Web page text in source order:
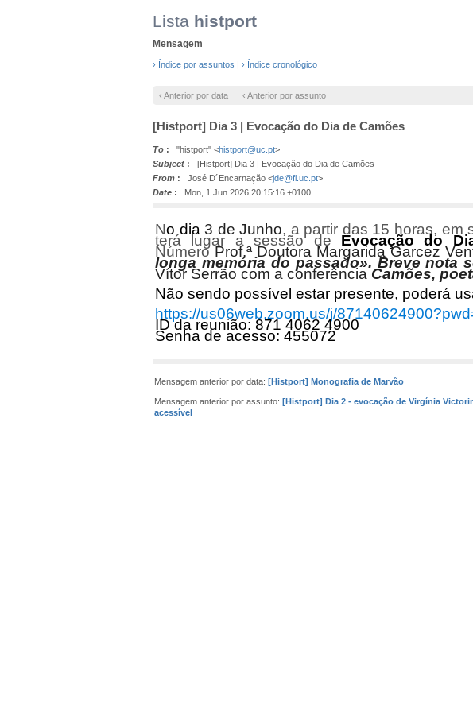
Lista histport
Mensagem
› Índice por assuntos | › Índice cronológico
‹ Anterior por data ‹ Anterior por assunto
[Histport] Dia 3 | Evocação do Dia de Camões
To : "histport" <histport@uc.pt>
Subject : [Histport] Dia 3 | Evocação do Dia de Camões
From : José D´Encarnação <jde@fl.uc.pt>
Date : Mon, 1 Jun 2026 20:15:16 +0100
No dia3 de Junho, a partir das 15 horas, em
terá lugar a sessão de Evocação do
Número Prof.ª Doutora Margarida Garcez
longa memória do passado». Breve nota
Vítor Serrão com a conferência Camões,
Não sendo possível estar presente, poderá
https://us06web.zoom.us/j/
ID da reunião: 871 4062 4900
Senha de acesso: 455072
Mensagem anterior por data: [Histport] Monografia de Marvão
Mensagem anterior por assunto: [Histport] Dia 2 - evocação de Virgínia
acessível